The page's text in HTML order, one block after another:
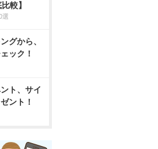
較】
選
グから、
ック！
ト、サイ
ント！